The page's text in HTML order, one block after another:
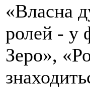
«Власна
ролей - у
Зеро»,